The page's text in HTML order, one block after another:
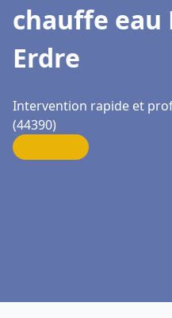
chauffe
Erdre
Intervention rapide et
(44390)